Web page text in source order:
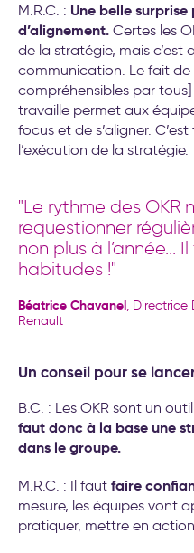
M.R.C. : Une belle
d’alignement. Certes les
de la stratégie, mais c’est
communication. Le fait de
compréhensibles par
travaille permet aux
focus et de s’aligner.
l’exécution de la stratégie.
"Le rythme des OKR
requestionner
non plus à l’année...
habitudes !"
Béatrice Chavanel, Directrice
Renault
Un conseil pour se
B.C. : Les OKR sont un
faut donc à la base une
dans le groupe.
M.R.C. : Il faut faire
mesure, les équipes vont
pratiquer, mettre en